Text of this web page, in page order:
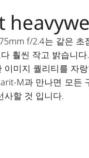
f/2.4는 같은 초
훨씬 작고 밝습니
이미지 퀄리티를 자
M과 만나면 모든
사할 것 입니다.